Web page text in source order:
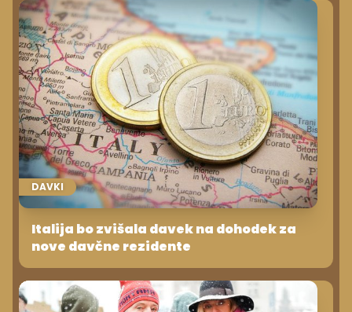
DAVKI
Italija bo zvišala davek na dohodek za
nove davčne rezidente